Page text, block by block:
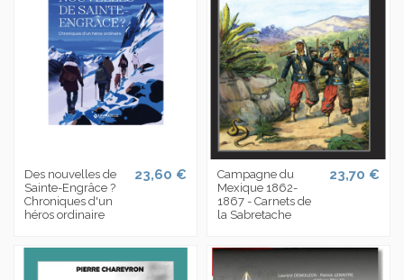
Des nouvelles de
Sainte-Engrâce ?
Chroniques d'un
héros ordinaire
23,60 €
Campagne du
Mexique 1862-
1867 - Carnets de
la Sabretache
23,70 €